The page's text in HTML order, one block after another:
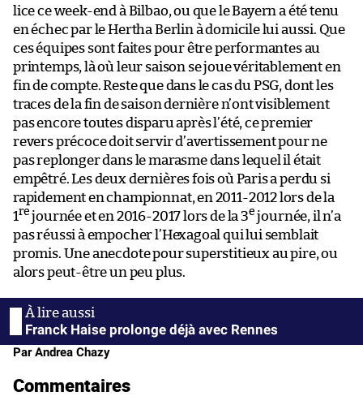
lice ce week-end à Bilbao, ou que le Bayern a été tenu
en échec par le Hertha Berlin à domicile lui aussi. Que
ces équipes sont faites pour être performantes au
printemps, là où leur saison se joue véritablement en
fin de compte. Reste que dans le cas du PSG, dont les
traces de la fin de saison dernière n’ont visiblement
pas encore toutes disparu après l’été, ce premier
revers précoce doit servir d’avertissement pour ne
pas replonger dans le marasme dans lequel il était
empêtré. Les deux dernières fois où Paris a perdu si
rapidement en championnat, en 2011-2012 lors de la
1re journée et en 2016-2017 lors de la 3e journée, il n’a
pas réussi à empocher l’Hexagoal qui lui semblait
promis. Une anecdote pour superstitieux au pire, ou
alors peut-être un peu plus.
Franck Haise prolonge déjà avec Rennes
Par Andrea Chazy
Commentaires